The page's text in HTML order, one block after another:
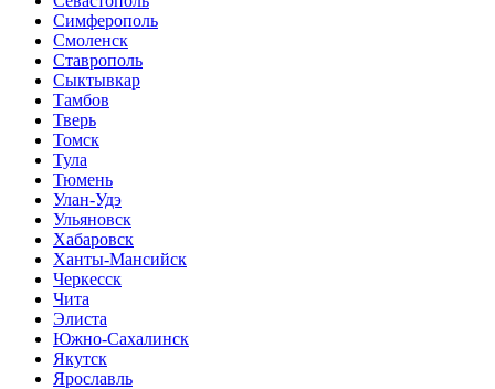
Симферополь
Смоленск
Ставрополь
Сыктывкар
Тамбов
Тверь
Томск
Тула
Тюмень
Улан-Удэ
Ульяновск
Хабаровск
Ханты-Мансийск
Черкесск
Чита
Элиста
Южно-Сахалинск
Якутск
Ярославль